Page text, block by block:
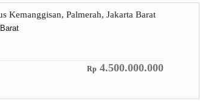
Kemanggisan, Palmerah, Jakarta Barat
Rp 4.500.000.000